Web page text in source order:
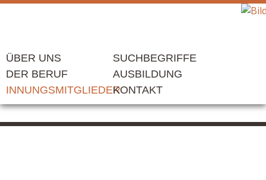
ÜBER UNS
DER BERUF
INNUNGSMITGLIEDER
SUCHBEGRIFFE
AUSBILDUNG
KONTAKT